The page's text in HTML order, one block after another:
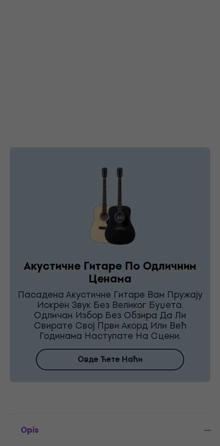
Акустичне Гитаре По Одличним
Ценама
Пасадена Акустичне Гитаре Вам Пружају
Искрен Звук Без Великог Буџета.
Одличан Избор Без Обзира Да Ли
Свирате Свој Први Акорд Или Већ
Годинама Наступате На Сцени.
Овде Ћете Наћи
Opis